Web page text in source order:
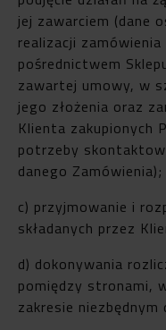
jej zawarciem (dane
realizacji
pośrednictwem
zawartej umowy, w
jego złożenia oraz
Klienta zakupionych
potrzeby
danego Zamówienia);
c) przyjmowanie i
składanych przez
d) dokonywania
pomiędzy stronami,
zakresie